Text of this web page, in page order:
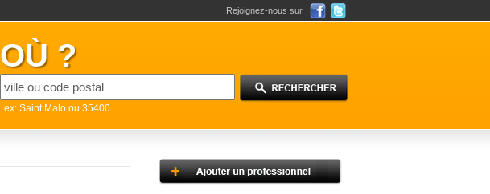
Rejoignez-nous sur
OÙ ?
ex: Saint Malo ou 35400